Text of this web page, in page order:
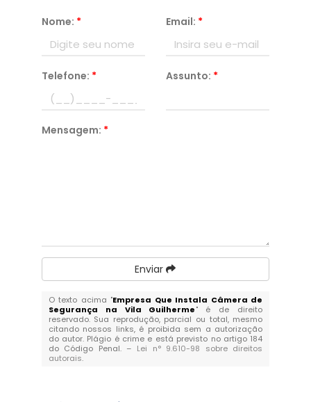
Nome: * Email: *
Telefone: * Assunto: *
Mensagem: *
Enviar
O texto acima "Empresa Que Instala Câmera de
Segurança na Vila Guilherme" é de direito
reservado. Sua reprodução, parcial ou total, mesmo
citando nossos links, é proibida sem a autorização
do autor. Plágio é crime e está previsto no artigo 184
do Código Penal. – Lei n° 9.610-98 sobre direitos
autorais.